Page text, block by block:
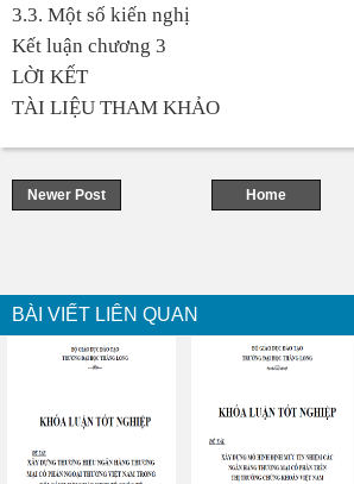
3.3. Một số kiến nghị
Kết luận chương 3
LỜI KẾT
TÀI LIỆU THAM KHẢO
Newer Post Home
BÀI VIẾT LIÊN QUAN